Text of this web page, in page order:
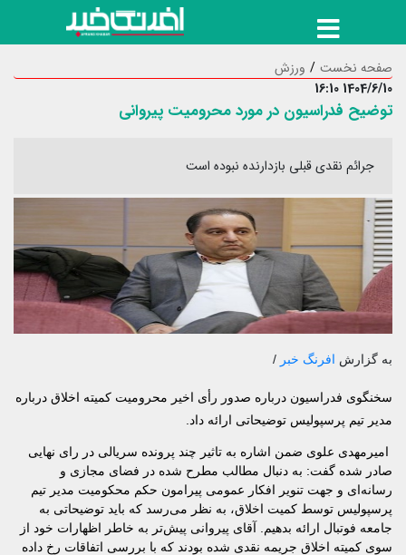
صفحه نخست
ورزش
1404/6/10 16:10
توضیح فدراسیون در مورد محرومیت پیروانی
جرائم نقدی قبلی بازدارنده نبوده است
به گزارش افرنگ خبر /
سخنگوی فدراسیون درباره صدور رأی اخیر محرومیت کمیته اخلاق درباره
مدیر تیم پرسپولیس توضیحاتی ارائه داد.
امیرمهدی علوی ضمن اشاره به تاثیر چند پرونده سریالی در رای نهایی
صادر شده گفت: به دنبال مطالب مطرح شده در فضای مجازی و
رسانه‌ای و جهت تنویر افکار عمومی پیرامون حکم محکومیت مدیر تیم
پرسپولیس توسط کمیت اخلاق، به نظر می‌رسد که باید توضیحاتی به
جامعه فوتبال ارائه بدهیم. آقای پیروانی پیش‌تر به خاطر اظهارات خود از
سوی کمیته اخلاق جریمه نقدی شده بودند که با بررسی اتفاقات رخ داده